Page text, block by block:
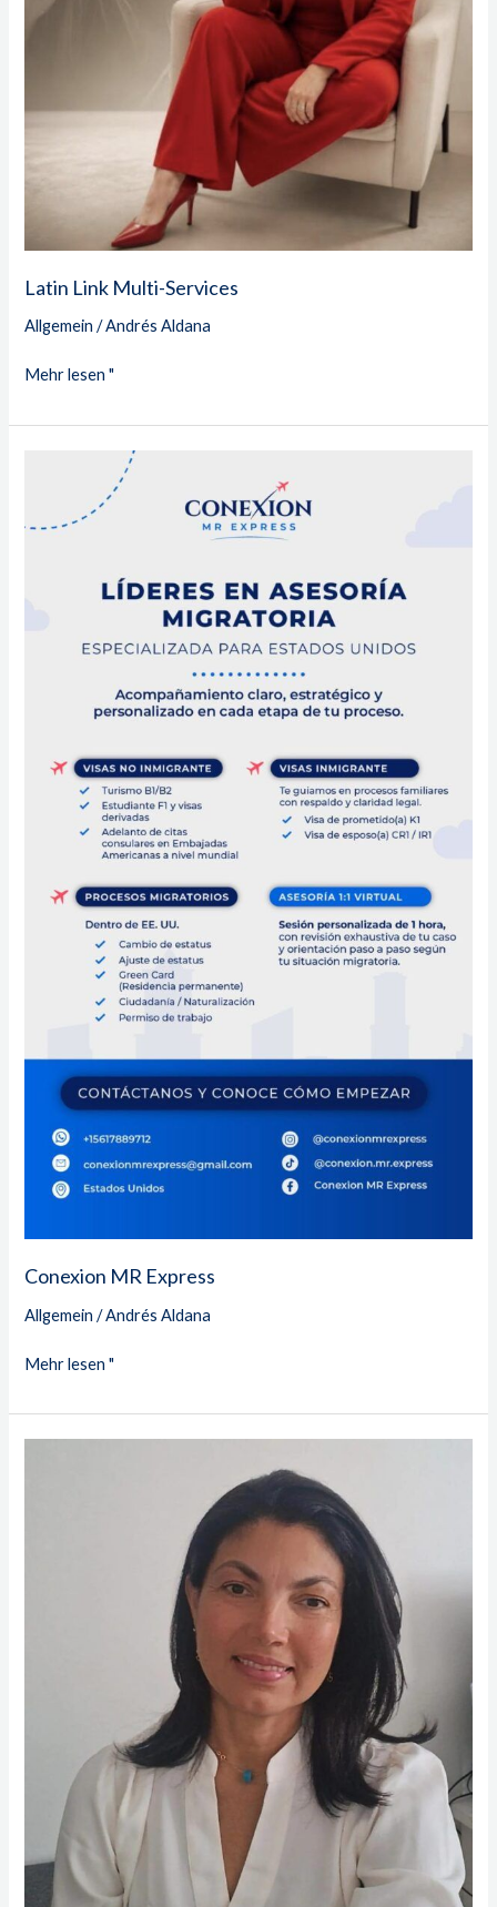
Latin Link Multi-Services
Allgemein /Andrés Aldana
Mehr lesen "
Conexion MR Express
Allgemein /Andrés Aldana
Express
Mehr lesen "